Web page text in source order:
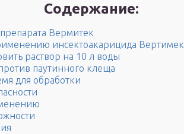
Содержание:
Вермитек
инсектоакарицида Вертимек
раствор на 10 л воды
паутинного клеща
для обработки